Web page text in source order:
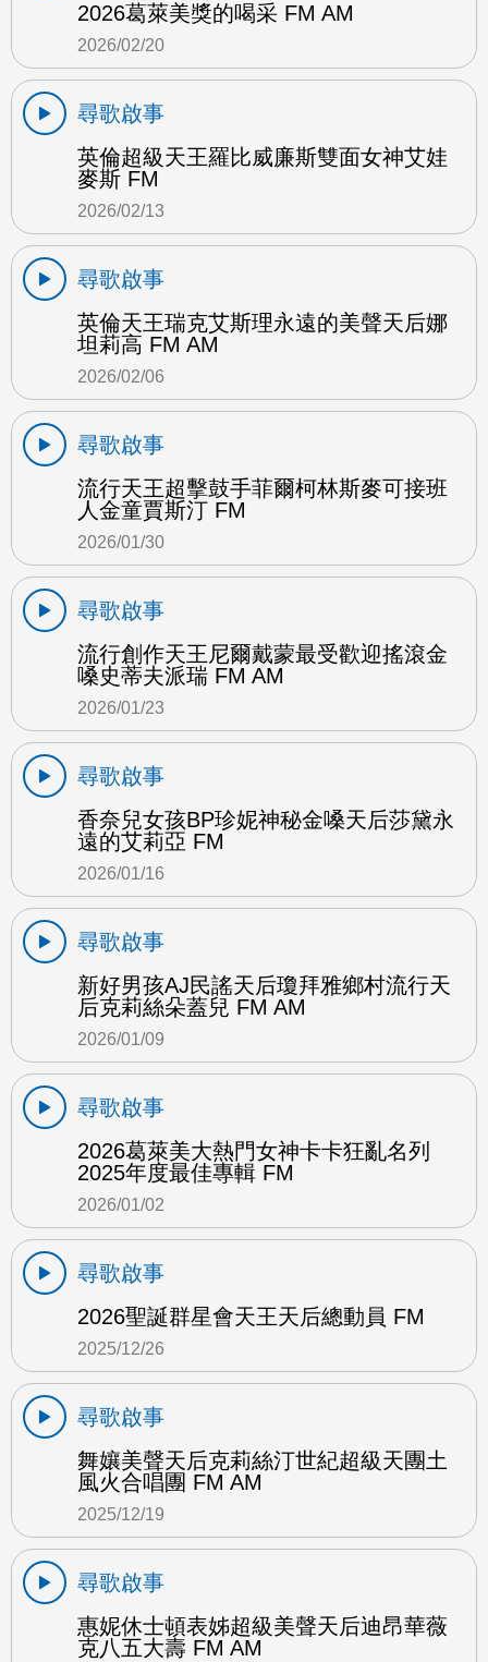
2026葛萊美獎的喝采 FM AM
2026/02/20
尋歌啟事
英倫超級天王羅比威廉斯雙面女神艾娃
麥斯 FM
2026/02/13
尋歌啟事
英倫天王瑞克艾斯理永遠的美聲天后娜
坦莉高 FM AM
2026/02/06
尋歌啟事
流行天王超擊鼓手菲爾柯林斯麥可接班
人金童賈斯汀 FM
2026/01/30
尋歌啟事
流行創作天王尼爾戴蒙最受歡迎搖滾金
嗓史蒂夫派瑞 FM AM
2026/01/23
尋歌啟事
香奈兒女孩BP珍妮神秘金嗓天后莎黛永
遠的艾莉亞 FM
2026/01/16
尋歌啟事
新好男孩AJ民謠天后瓊拜雅鄉村流行天
后克莉絲朵蓋兒 FM AM
2026/01/09
尋歌啟事
2026葛萊美大熱門女神卡卡狂亂名列
2025年度最佳專輯 FM
2026/01/02
尋歌啟事
2026聖誕群星會天王天后總動員 FM
2025/12/26
尋歌啟事
舞孃美聲天后克莉絲汀世紀超級天團土
風火合唱團 FM AM
2025/12/19
尋歌啟事
惠妮休士頓表姊超級美聲天后迪昂華薇
克八五大壽 FM AM